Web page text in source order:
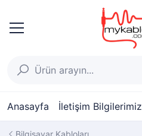
Anasayfa İletişim Bilgilerimiz
Bilgisayar Kabloları